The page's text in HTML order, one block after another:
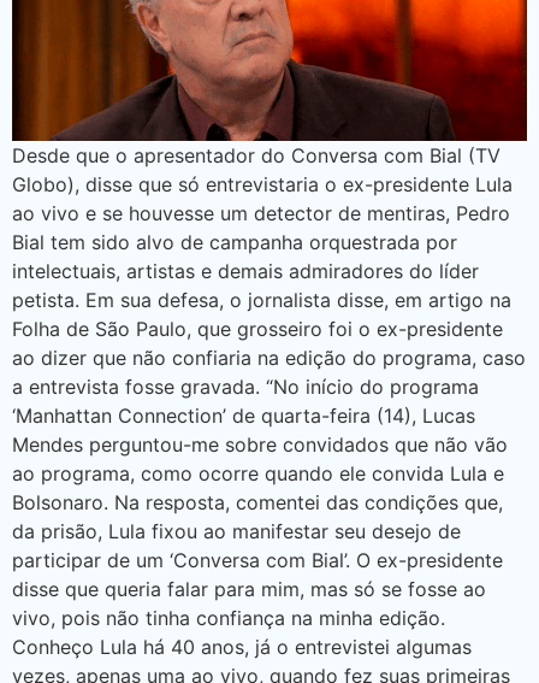
Desde que o apresentador do Conversa com Bial (TV
Globo), disse que só entrevistaria o ex-presidente Lula
ao vivo e se houvesse um detector de mentiras, Pedro
Bial tem sido alvo de campanha orquestrada por
intelectuais, artistas e demais admiradores do líder
petista. Em sua defesa, o jornalista disse, em artigo na
Folha de São Paulo, que grosseiro foi o ex-presidente
ao dizer que não confiaria na edição do programa, caso
a entrevista fosse gravada. “No início do programa
‘Manhattan Connection’ de quarta-feira (14), Lucas
Mendes perguntou-me sobre convidados que não vão
ao programa, como ocorre quando ele convida Lula e
Bolsonaro. Na resposta, comentei das condições que,
da prisão, Lula fixou ao manifestar seu desejo de
participar de um ‘Conversa com Bial’. O ex-presidente
disse que queria falar para mim, mas só se fosse ao
vivo, pois não tinha confiança na minha edição.
Conheço Lula há 40 anos, já o entrevistei algumas
vezes, apenas uma ao vivo, quando fez suas primeiras